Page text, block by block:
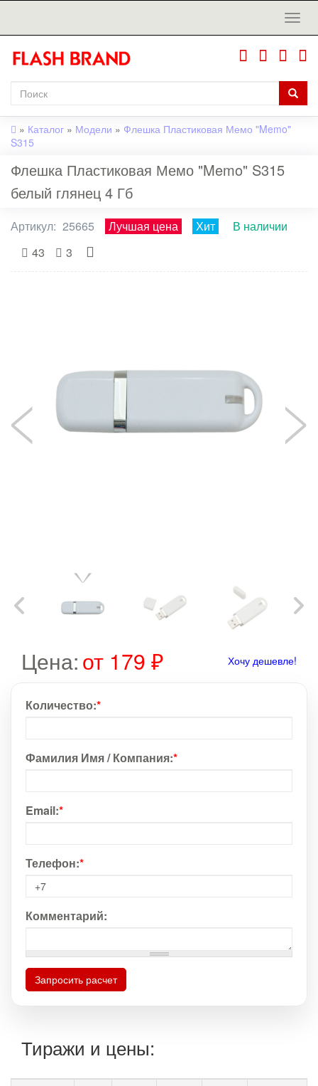
» Каталог » Модели » Флешка Пластиковая Мемо "Memo"
S315
Флешка Пластиковая Мемо "Memo" S315
белый глянец 4 Гб
Артикул: 25665 Лучшая цена Хит
В наличии
43
3
Цена:от 179 ₽ Хочу дешевле!
Количество:*
Фамилия Имя / Компания:*
Email:*
Телефон:*
Комментарий:
Запросить расчет
Тиражи и цены: